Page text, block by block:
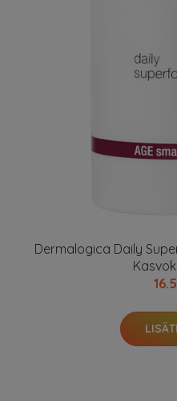
Dermalogica Daily